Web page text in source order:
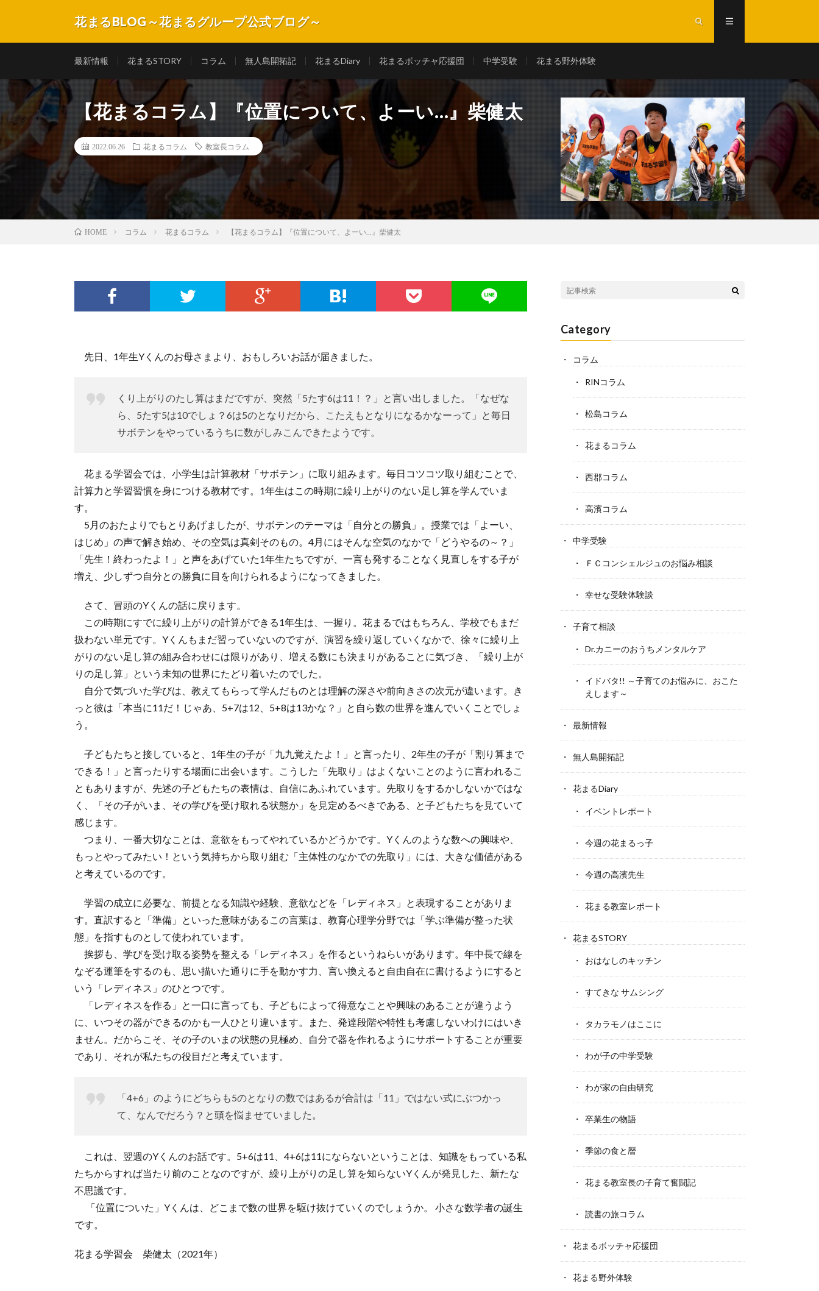
花まるBLOG～花まるグループ公式ブログ～
最新情報 花まるSTORY コラム 無人島開拓記 花まるDiary 花まるボッチャ応援団 中学受験 花まる野外体験
【花まるコラム】『位置について、よーい…』柴健太
2022.06.26 花まるコラム 教室長コラム
HOME コラム 花まるコラム 【花まるコラム】『位置について、よーい…』柴健太
先日、1年生Yくんのお母さまより、おもしろいお話が届きました。
くり上がりのたし算はまだですが、突然「5たす6は11！？」と言い出しました。「なぜな
ら、5たす5は10でしょ？6は5のとなりだから、こたえもとなりになるかなーって」と毎日
サボテンをやっているうちに数がしみこんできたようです。
花まる学習会では、小学生は計算教材「サボテン」に取り組みます。毎日コツコツ取り組むことで、
計算力と学習習慣を身につける教材です。1年生はこの時期に繰り上がりのない足し算を学んでいま
す。
5月のおたよりでもとりあげましたが、サボテンのテーマは「自分との勝負」。授業では「よーい、
はじめ」の声で解き始め、その空気は真剣そのもの。4月にはそんな空気のなかで「どうやるの～？」
「先生！終わったよ！」と声をあげていた1年生たちですが、一言も発することなく見直しをする子が
増え、少しずつ自分との勝負に目を向けられるようになってきました。
さて、冒頭のYくんの話に戻ります。
この時期にすでに繰り上がりの計算ができる1年生は、一握り。花まるではもちろん、学校でもまだ
扱わない単元です。Yくんもまだ習っていないのですが、演習を繰り返していくなかで、徐々に繰り上
がりのない足し算の組み合わせには限りがあり、増える数にも決まりがあることに気づき、「繰り上が
りの足し算」という未知の世界にたどり着いたのでした。
自分で気づいた学びは、教えてもらって学んだものとは理解の深さや前向きさの次元が違います。き
っと彼は「本当に11だ！じゃあ、5+7は12、5+8は13かな？」と自ら数の世界を進んでいくことでしょ
う。
子どもたちと接していると、1年生の子が「九九覚えたよ！」と言ったり、2年生の子が「割り算まで
できる！」と言ったりする場面に出会います。こうした「先取り」はよくないことのように言われるこ
ともありますが、先述の子どもたちの表情は、自信にあふれています。先取りをするかしないかではな
く、「その子がいま、その学びを受け取れる状態か」を見定めるべきである、と子どもたちを見ていて
感じます。
つまり、一番大切なことは、意欲をもってやれているかどうかです。Yくんのような数への興味や、
もっとやってみたい！という気持ちから取り組む「主体性のなかでの先取り」には、大きな価値がある
と考えているのです。
学習の成立に必要な、前提となる知識や経験、意欲などを「レディネス」と表現することがありま
す。直訳すると「準備」といった意味があるこの言葉は、教育心理学分野では「学ぶ準備が整った状
態」を指すものとして使われています。
挨拶も、学びを受け取る姿勢を整える「レディネス」を作るというねらいがあります。年中長で線を
なぞる運筆をするのも、思い描いた通りに手を動かす力、言い換えると自由自在に書けるようにすると
いう「レディネス」のひとつです。
「レディネスを作る」と一口に言っても、子どもによって得意なことや興味のあることが違うよう
に、いつその器ができるのかも一人ひとり違います。また、発達段階や特性も考慮しないわけにはいき
ません。だからこそ、その子のいまの状態の見極め、自分で器を作れるようにサポートすることが重要
であり、それが私たちの役目だと考えています。
「4+6」のようにどちらも5のとなりの数ではあるが合計は「11」ではない式にぶつかっ
て、なんでだろう？と頭を悩ませていました。
これは、翌週のYくんのお話です。5+6は11、4+6は11にならないということは、知識をもっている私
たちからすれば当たり前のことなのですが、繰り上がりの足し算を知らないYくんが発見した、新たな
不思議です。
「位置についた」Yくんは、どこまで数の世界を駆け抜けていくのでしょうか。 小さな数学者の誕生
です。
花まる学習会 柴健太（2021年）
Category
コラム
RINコラム
松島コラム
花まるコラム
西郡コラム
高濱コラム
中学受験
ＦＣコンシェルジュのお悩み相談
幸せな受験体験談
子育て相談
Dr.カニーのおうちメンタルケア
イドバタ!! ～子育てのお悩みに、おこた
えします～
最新情報
無人島開拓記
花まるDiary
イベントレポート
今週の花まるっ子
今週の高濱先生
花まる教室レポート
花まるSTORY
おはなしのキッチン
すてきな サムシング
タカラモノはここに
わが子の中学受験
わが家の自由研究
卒業生の物語
季節の食と暦
花まる教室長の子育て奮闘記
読書の旅コラム
花まるボッチャ応援団
花まる野外体験